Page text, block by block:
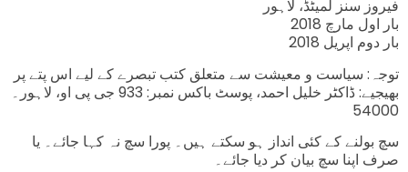
فیروز سنز لمیٹڈ، لاہور
بار اول مارچ 2018
بار دوم اپریل 2018
توجہ: سیاست و معیشت سے متعلق کتب تبصرے کے لیے اس پتے پر
بھیجیے: ڈاکٹر خلیل احمد، پوسٹ باکس نمبر: 933 جی پی او، لاہور۔
54000
سچ بولنے کے کئی انداز ہو سکتے ہیں۔ پورا سچ نہ کہا جائے۔ یا
صرف اپنا سچ بیان کر دیا جائے۔